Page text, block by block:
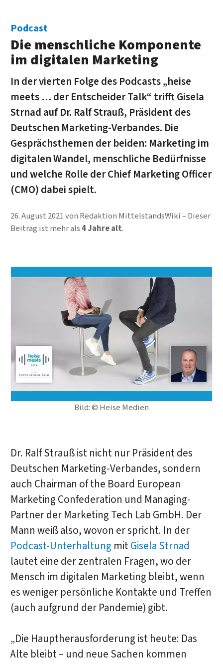
Bild: © Heise Medien
Podcast
Die menschliche Komponente
im digitalen Marketing
In der vierten Folge des Podcasts „heise
meets … der Entscheider Talk“ trifft Gisela
Strnad auf Dr. Ralf Strauß, Präsident des
Deutschen Marketing-Verbandes. Die
Gesprächsthemen der beiden: Marketing im
digitalen Wandel, menschliche Bedürfnisse
und welche Rolle der Chief Marketing Officer
(CMO) dabei spielt.
26. August 2021von Redaktion MittelstandsWiki
Dieser
Beitrag ist mehr als4 Jahre alt.
Dr. Ralf Strauß ist nicht nur Präsident des
Deutschen Marketing-Verbandes, sondern
auch Chairman of the Board European
Marketing Confederation und Managing-
Partner der Marketing Tech Lab GmbH. Der
Mann weiß also, wovon er spricht. In der
Podcast-Unterhaltung mitGisela Strnad
lautet eine der zentralen Fragen, wo der
Mensch im digitalen Marketing bleibt, wenn
es weniger persönliche Kontakte und Treffen
(auch aufgrund der Pandemie) gibt.
„Die Hauptherausforderung ist heute: Das
Alte bleibt – und neue Sachen kommen